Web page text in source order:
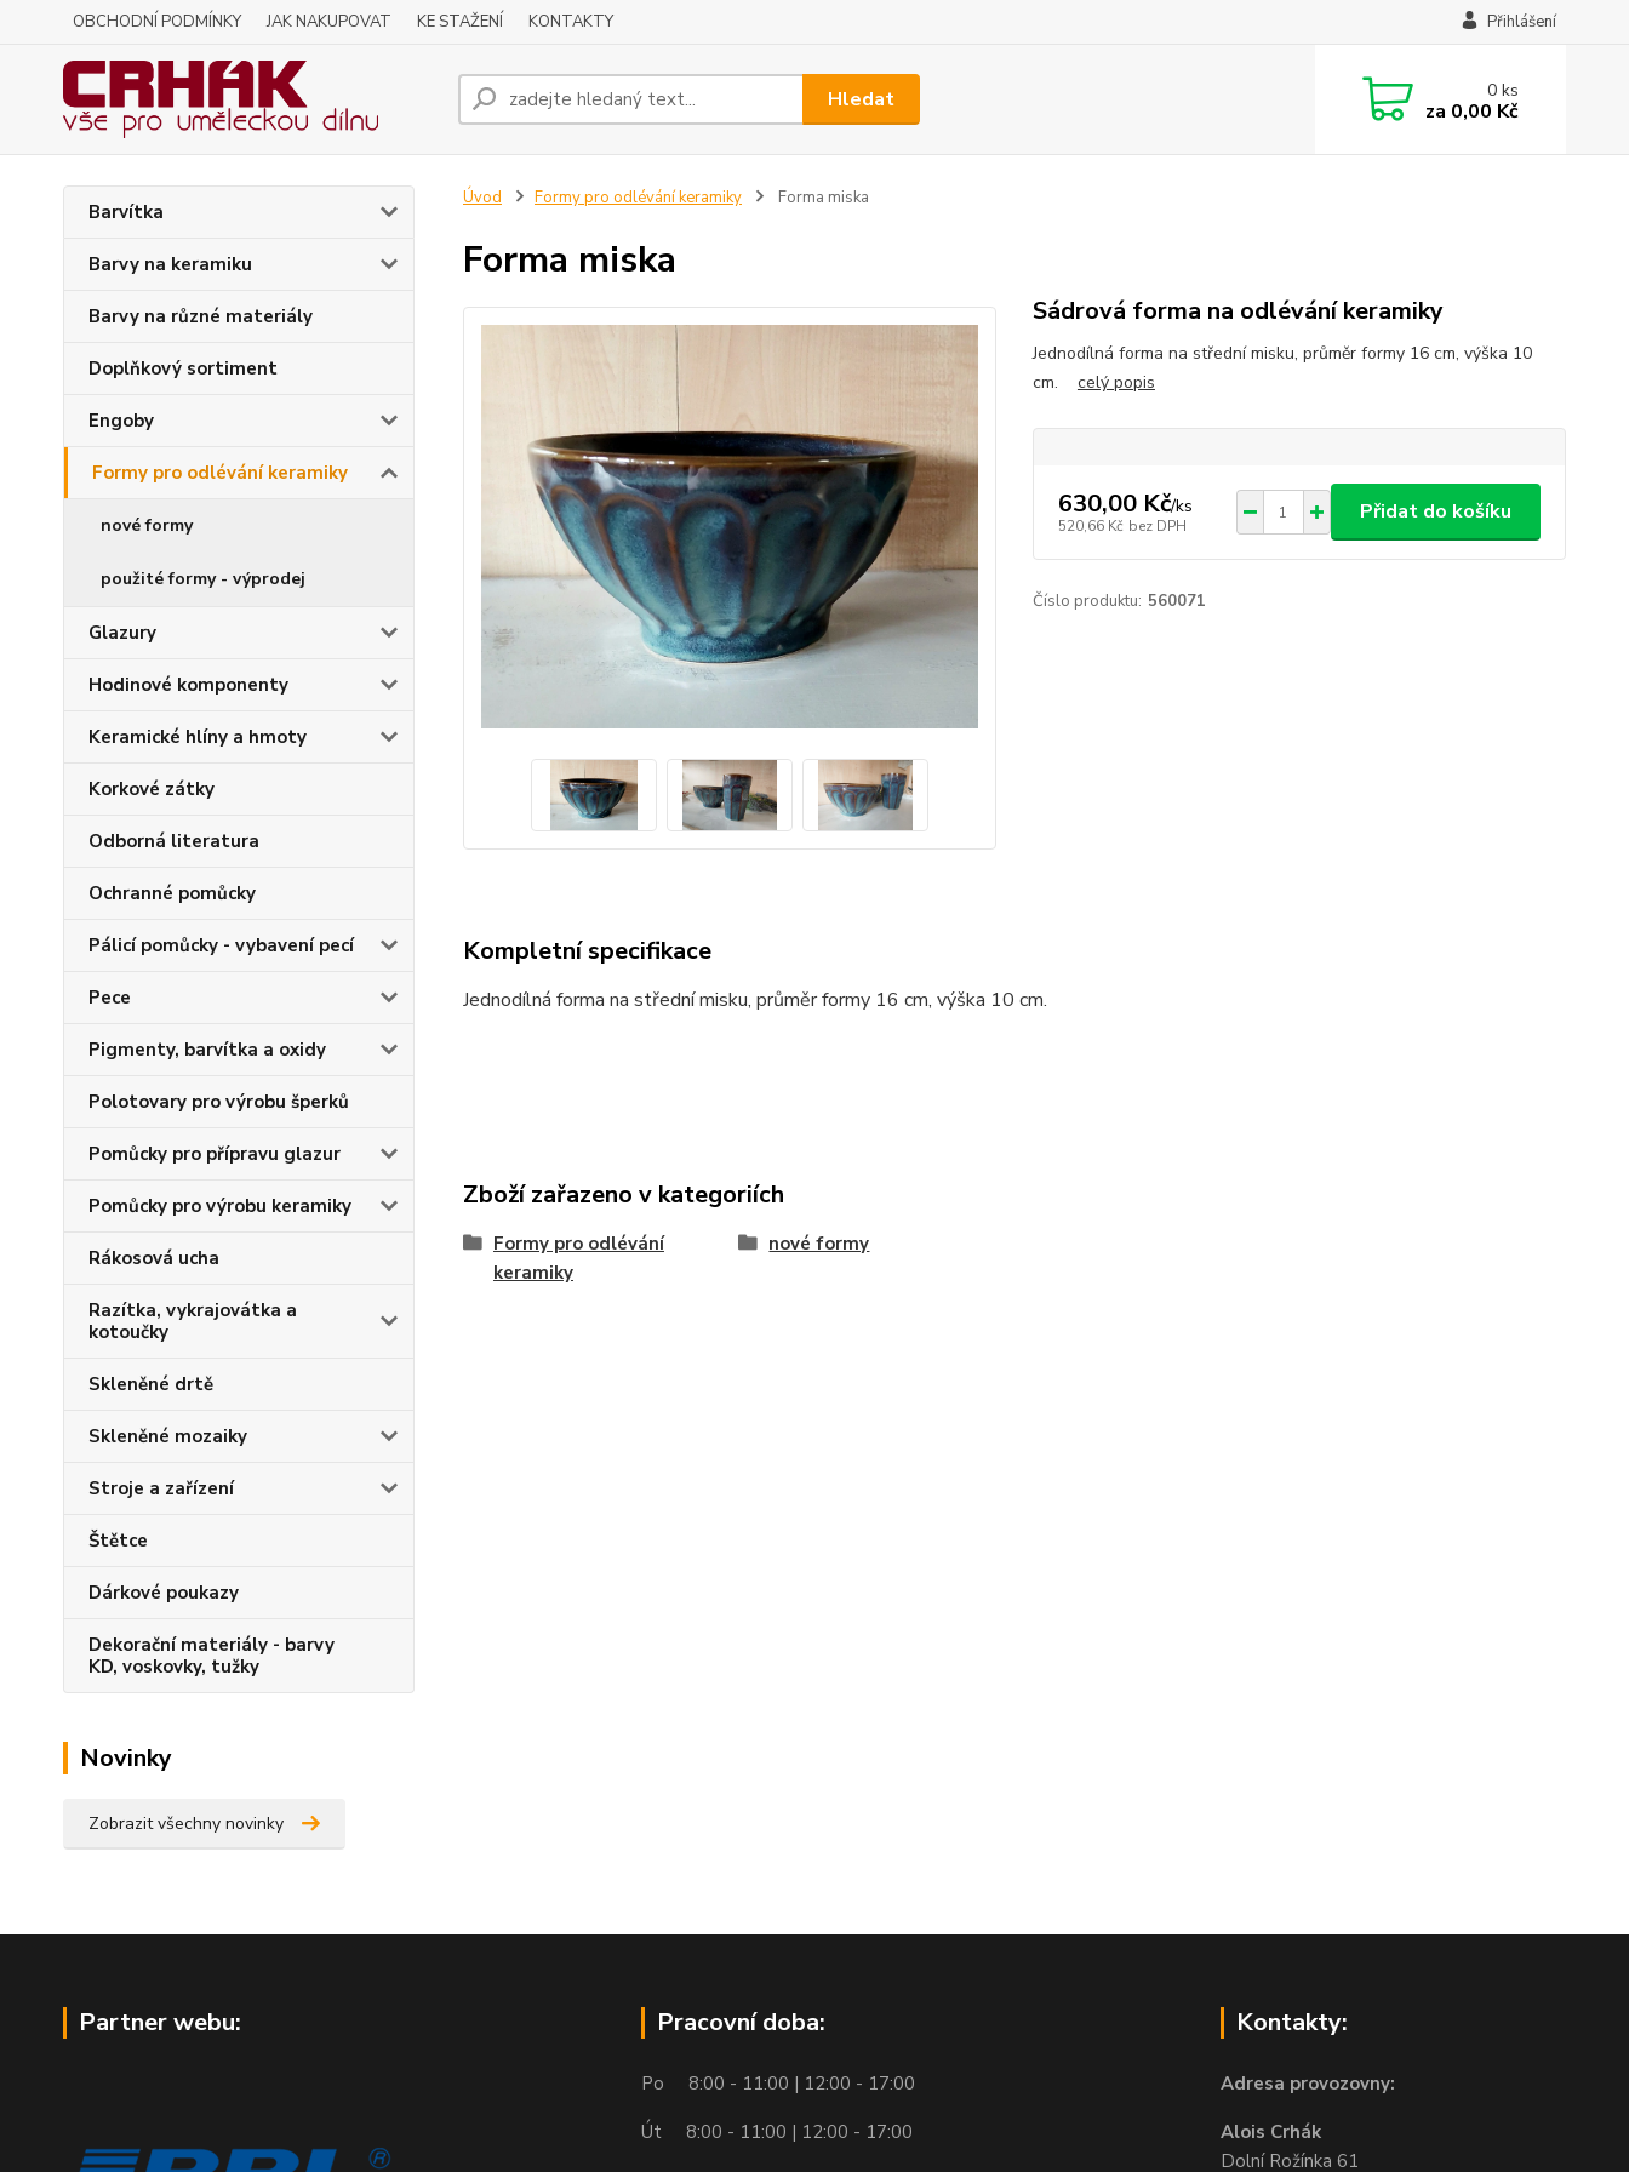
OBCHODNÍ PODMÍNKY JAK NAKUPOVAT KE STAŽENÍ KONTAKTY Přihlášení
Hledat 0ks
za 0,00 Kč
Barvítka
Barvy na keramiku
Barvy na různé materiály
Doplňkový sortiment
Engoby
Formy pro odlévání keramiky
nové formy
použité formy - výprodej
Glazury
Hodinové komponenty
Keramické hlíny a hmoty
Korkové zátky
Odborná literatura
Ochranné pomůcky
Pálicí pomůcky - vybavení pecí
Pece
Pigmenty, barvítka a oxidy
Polotovary pro výrobu šperků
Pomůcky pro přípravu glazur
Pomůcky pro výrobu keramiky
Rákosová ucha
Razítka, vykrajovátka a
kotoučky
Skleněné drtě
Skleněné mozaiky
Stroje a zařízení
Štětce
Dárkové poukazy
Dekorační materiály - barvy
KD, voskovky, tužky
Novinky
Zobrazit všechny novinky
Úvod Formy pro odlévání keramiky Forma miska
Forma miska
Sádrová forma na odlévání keramiky
Jednodílná forma na střední misku, průměr formy 16 cm, výška 10
cm. celý popis
630,00 Kč/ks
520,66 Kč bez DPH
Přidat do košíku
Číslo produktu: 560071
Kompletní specifikace
Jednodílná forma na střední misku, průměr formy 16 cm, výška 10 cm.
Zboží zařazeno v kategoriích
Formy pro odlévání
keramiky
nové formy
Partner webu: Pracovní doba:
Po 8:00 - 11:00 | 12:00 - 17:00
Út 8:00 - 11:00 | 12:00 - 17:00
Kontakty:
Adresa provozovny:
Alois Crhák
Dolní Rožínka 61